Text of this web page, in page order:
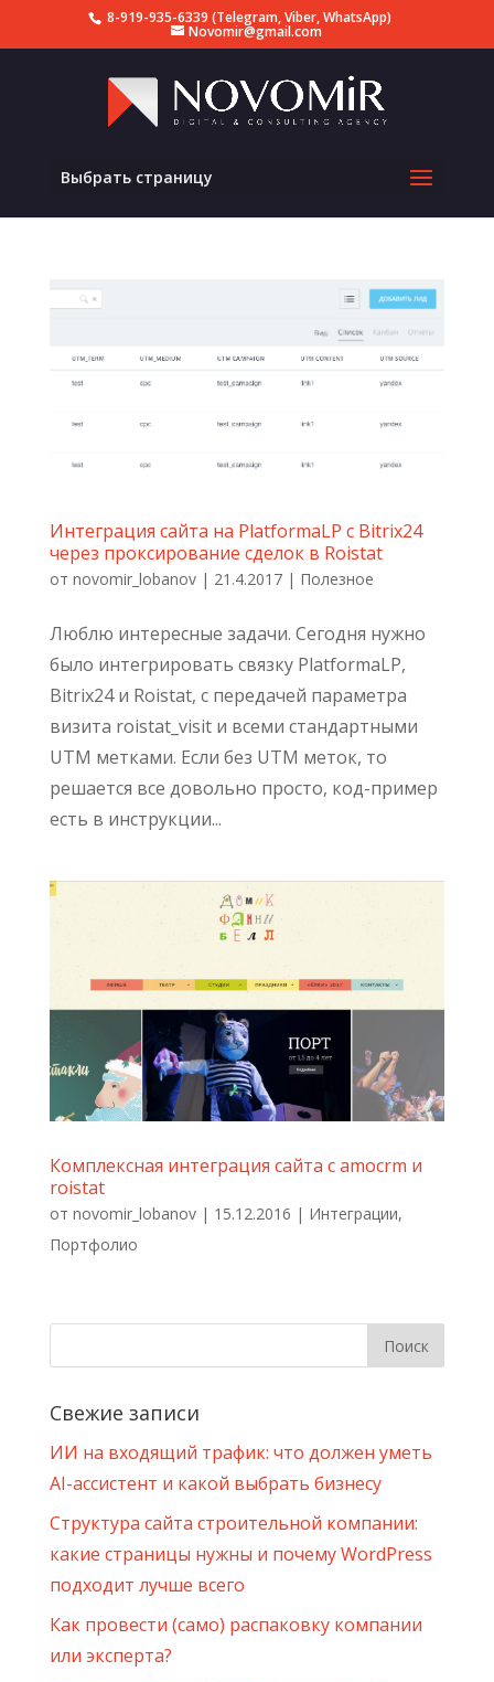
8-919-935-6339 (Telegram, Viber, WhatsApp)
Novomir@gmail.com
Выбрать страницу
Интеграция сайта на PlatformaLP c Bitrix24
через проксирование сделок в Roistat
от novomir_lobanov| 21.4.2017| Полезное
Люблю интересные задачи. Сегодня нужно
было интегрировать связку PlatformaLP,
Bitrix24 и Roistat, с передачей параметра
визита roistat_visit и всеми стандартными
UTM метками. Если без UTM меток, то
решается все довольно просто, код-пример
есть в инструкции...
Комплексная интеграция сайта с amocrm и
roistat
от novomir_lobanov| 15.12.2016 | Интеграции,
Портфолио
Свежие записи
ИИ на входящий трафик: что должен уметь
AI-ассистент и какой выбрать бизнесу
Структура сайта строительной компании:
какие страницы нужны и почему WordPress
подходит лучше всего
Как провести (само) распаковку компании
или эксперта?